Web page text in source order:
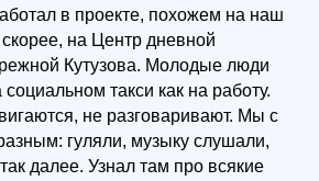
в проекте, похожем на наш
на Центр дневной
Кутузова. Молодые люди
такси как на работу.
не разговаривают. Мы с
гуляли, музыку слушали,
далее. Узнал там про всякие